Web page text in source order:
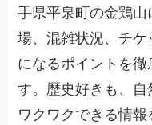
手県平泉町の金鶏
場、混雑状況、チ
になるポイントを
す。歴史好きも、
ワクワクできる情